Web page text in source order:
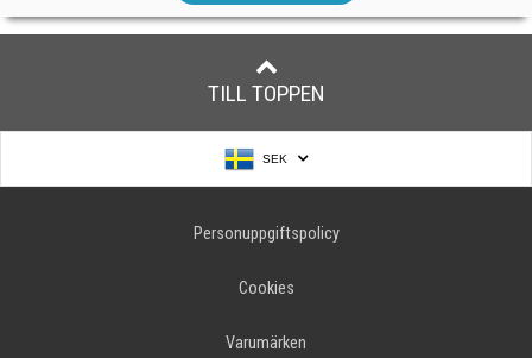
TILL TOPPEN
SEK
Personuppgiftspolicy
Cookies
Varumärken